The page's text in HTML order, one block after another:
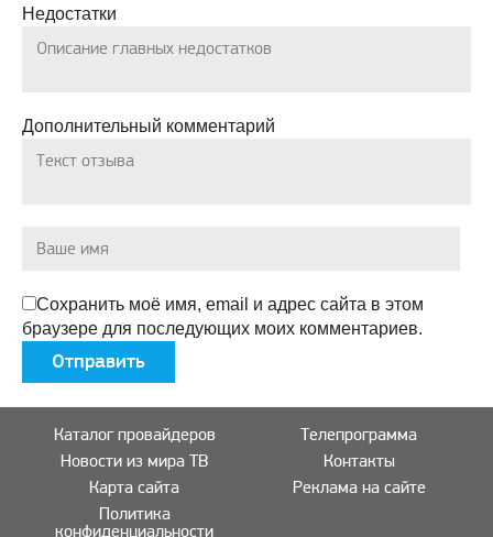
Недостатки
Дополнительный комментарий
Сохранить моё имя, email и адрес сайта в этом
браузере для последующих моих комментариев.
Каталог провайдеров
Телепрограмма
Новости из мира ТВ
Контакты
Карта сайта
Реклама на сайте
Политика
конфиденциальности